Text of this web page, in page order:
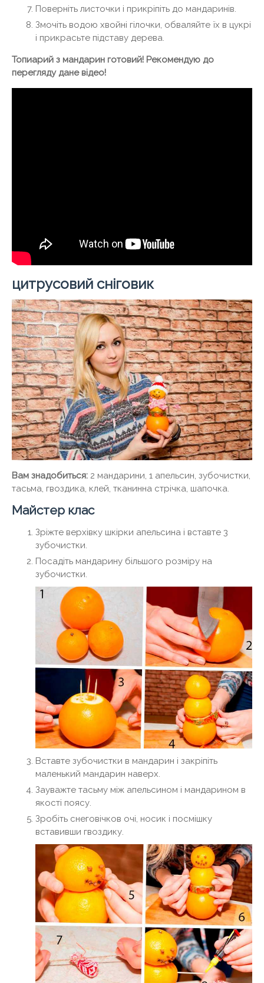
Поверніть листочки і прикріпіть до мандаринів.
Змочіть водою хвойні гілочки, обваляйте їх в цукрі
і прикрасьте підставу дерева.
Топиарий з мандарин готовий! Рекомендую до
перегляду дане відео!
цитрусовий сніговик
Вам знадобиться: 2 мандарини, 1 апельсин, зубочистки,
тасьма, гвоздика, клей, тканинна стрічка, шапочка.
Майстер клас
Зріжте верхівку шкірки апельсина і вставте 3
зубочистки.
Посадіть мандарину більшого розміру на
зубочистки.
Вставте зубочистки в мандарин і закріпіть
маленький мандарин наверх.
Зауважте тасьму між апельсином і мандарином в
якості поясу.
Зробіть снеговічков очі, носик і посмішку
вставивши гвоздику.